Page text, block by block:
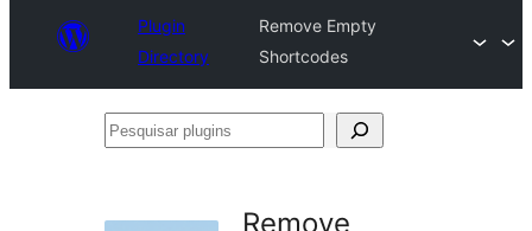
Plugin
Directory
Remove Empty
Shortcodes
Pesquisar
Remove